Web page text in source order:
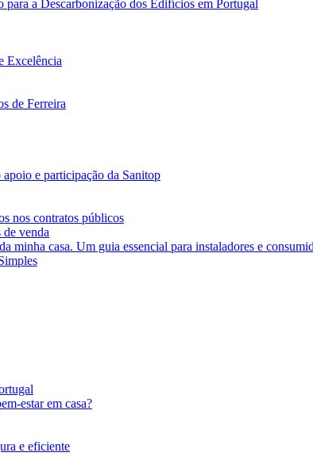
a Descarbonização dos Edifícios em Portugal
Excelência
de Ferreira
e participação da Sanitop
nos contratos públicos
venda
minha casa. Um guia essencial para instaladores e
estar em casa?
e eficiente